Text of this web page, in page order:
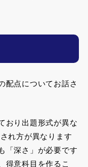
配点についてお話さ
おり出題形式が異な
れ方が異なります
「深さ」が必要です
得意科目を作るこ